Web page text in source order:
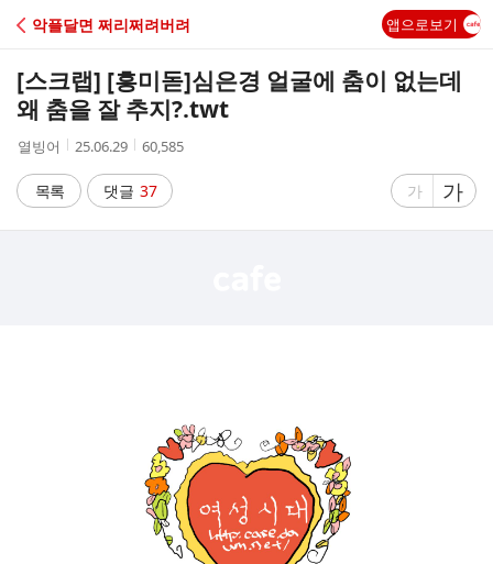
C
A
악플달면 쩌리쩌려버려 앱으로보기
[스크랩] [흥미돋]심은경 얼굴에 춤이 없는데
왜 춤을 잘 추지?.twt
작
자
열빙어
작
시
간
25.06.29
조
수
60,585
목록 댓글 37
글
가
글
자
가